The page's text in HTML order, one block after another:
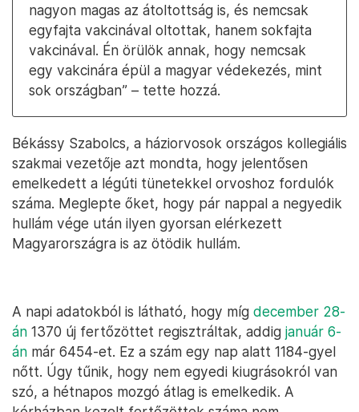
nagyon magas az átoltottság is, és nemcsak
egyfajta vakcinával oltottak, hanem sokfajta
vakcinával. Én örülök annak, hogy nemcsak
egy vakcinára épül a magyar védekezés, mint
sok országban” – tette hozzá.
Békássy Szabolcs, a háziorvosok országos kollegiális
szakmai vezetője azt mondta, hogy jelentősen
emelkedett a légúti tünetekkel orvoshoz fordulók
száma. Meglepte őket, hogy pár nappal a negyedik
hullám vége után ilyen gyorsan elérkezett
Magyarországra is az ötödik hullám.
A napi adatokból is látható, hogy míg december 28-
án 1370 új fertőzöttet regisztráltak, addig január 6-
án már 6454-et. Ez a szám egy nap alatt 1184-gyel
nőtt. Úgy tűnik, hogy nem egyedi kiugrásokról van
szó, a hétnapos mozgó átlag is emelkedik. A